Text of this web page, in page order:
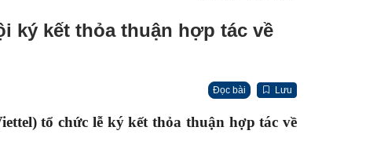
ký kết thỏa thuận hợp tác về
Đọc bài Lưu
tổ chức lễ ký kết thỏa thuận hợp tác về